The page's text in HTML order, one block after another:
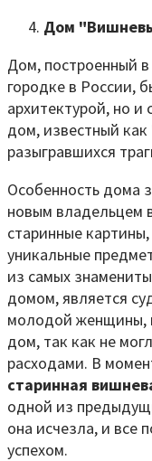
Дом
Дом, построенный
городке в России,
архитектурой, но и
дом, известный как
разыгравшихся
Особенность дома
новым владельцем
старинные
уникальные
из самых
домом, является
молодой женщины,
дом, так как не
расходами. В
старинная
одной из
она исчезла, и все
успехом.